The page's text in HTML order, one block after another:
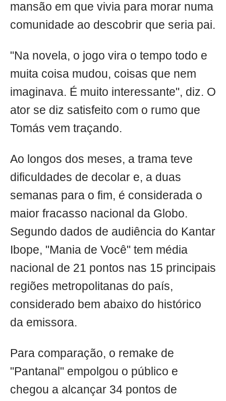
mansão em que vivia para morar numa
comunidade ao descobrir que seria pai.
"Na novela, o jogo vira o tempo todo e
muita coisa mudou, coisas que nem
imaginava. É muito interessante", diz. O
ator se diz satisfeito com o rumo que
Tomás vem traçando.
Ao longos dos meses, a trama teve
dificuldades de decolar e, a duas
semanas para o fim, é considerada o
maior fracasso nacional da Globo.
Segundo dados de audiência do Kantar
Ibope, "Mania de Você" tem média
nacional de 21 pontos nas 15 principais
regiões metropolitanas do país,
considerado bem abaixo do histórico
da emissora.
Para comparação, o remake de
"Pantanal" empolgou o público e
chegou a alcançar 34 pontos de